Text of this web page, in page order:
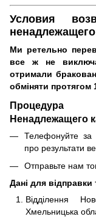
Условия
ненадлежащего
Ми ретельно
все ж не
отримали
обміняти протягом
Процедура
Ненадлежащего
Телефонуйте
про результати
Отправьте нам
Дані для відправки
Відділення
Хмельницька